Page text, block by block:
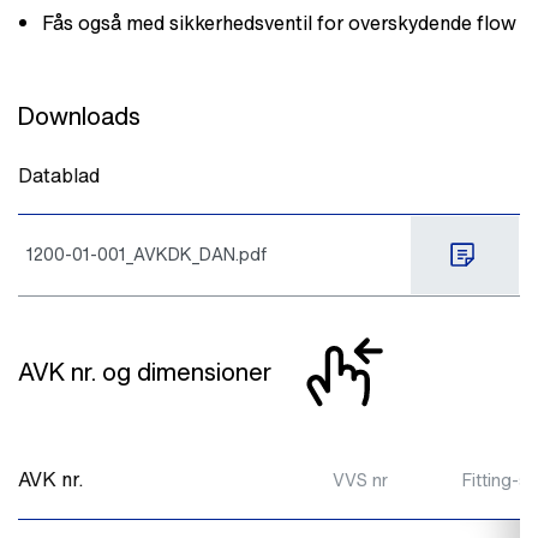
Fås også med sikkerhedsventil for overskydende flow
Downloads
Datablad
1200-01-001_AVKDK_DAN.pdf
AVK nr. og dimensioner
AVK nr. VVS nr Fitting-